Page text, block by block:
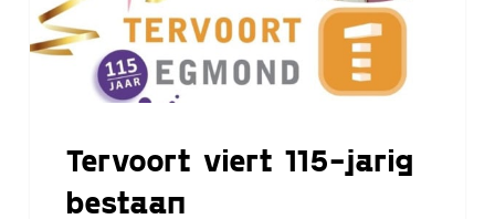
Tervoort viert 115-jarig
bestaan